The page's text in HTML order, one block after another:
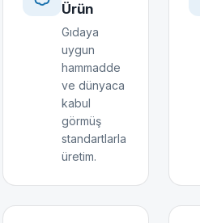
Ürün
Gıdaya
uygun
hammadde
ve dünyaca
kabul
görmüş
standartlarla
üretim.